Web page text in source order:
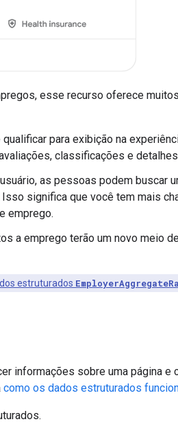
esse recurso oferece muitos
para exibição na
classificações e detalhes
as pessoas podem buscar
significa que você tem mais
emprego.
a emprego terão um novo meio
estruturados
informações sobre uma página e
como os dados estruturados